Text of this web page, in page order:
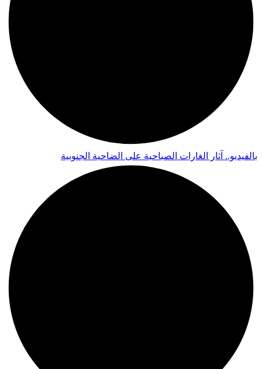
بالفيديو.. آثار الغارات الصباحية على الضاحية الجنوبية